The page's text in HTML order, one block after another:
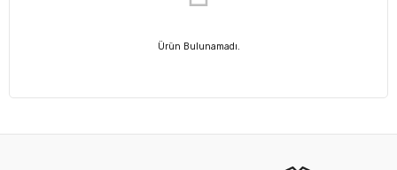
Ürün Bulunamadı.